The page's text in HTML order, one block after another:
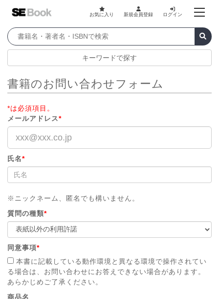
お気に入り 新規会員登録 ログイン
キーワードで探す
書籍のお問い合わせフォーム
*は必須項目。
メールアドレス*
氏名*
※ニックネーム、匿名でも構いません。
質問の種類*
同意事項*
本書に記載している動作環境と異なる環境で操作されてい
る場合は、お問い合わせにお答えできない場合があります。
あらかじめご了承ください。
商品名